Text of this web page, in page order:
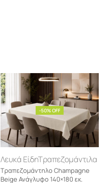
-50% OFF
Λευκά ΕίδηΤραπεζομάντιλα
Τραπεζομάντηλο Champagne
Beige Ανάγλυφο 140×180 εκ.